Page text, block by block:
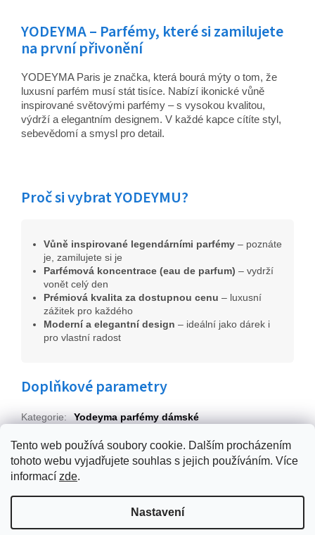
Tento web používá soubory cookie. Dalším procházením
tohoto webu vyjadřujete souhlas s jejich používáním. Více
informací zde.
Nastavení
YODEYMA – Parfémy, které si zamilujete
na první přivonění
YODEYMA Paris je značka, která bourá mýty o tom, že
luxusní parfém musí stát tisíce. Nabízí ikonické vůně
inspirované světovými parfémy – s vysokou kvalitou,
výdrží a elegantním designem. V každé kapce cítíte styl,
sebevědomí a smysl pro detail.
Proč si vybrat YODEYMU?
Vůně inspirované legendárními parfémy – poznáte
je, zamilujete si je
Parfémová koncentrace (eau de parfum) – vydrží
vonět celý den
Prémiová kvalita za dostupnou cenu – luxusní
zážitek pro každého
Moderní a elegantní design – ideální jako dárek i
pro vlastní radost
Doplňkové parametry
Kategorie:
Yodeyma parfémy dámské